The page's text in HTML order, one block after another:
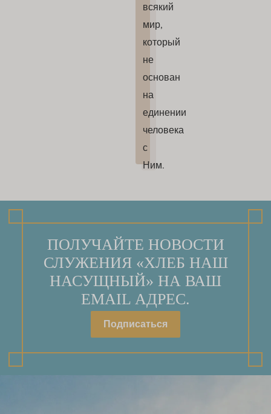
всякий
мир,
который
не
основан
на
единении
человека
с
Ним.
ПОЛУЧАЙТЕ НОВОСТИ
СЛУЖЕНИЯ «ХЛЕБ НАШ
НАСУЩНЫЙ» НА ВАШ
EMAIL АДРЕС.
Подписаться